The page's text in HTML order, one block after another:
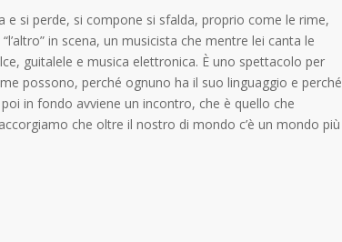
si perde, si compone si sfalda, proprio come le rime,
in scena, un musicista che mentre lei canta le
guitalele e musica elettronica. È uno spettacolo per
possono, perché ognuno ha il suo linguaggio e perché
in fondo avviene un incontro, che è quello che
che oltre il nostro di mondo c’è un mondo più